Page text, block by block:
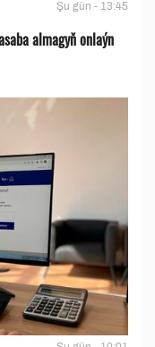
Şu gün - 13:45
almagyň onlaýn